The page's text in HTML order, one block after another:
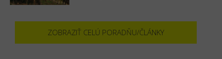
ZOBRAZIŤ CELÚ PORADŇU/ČLÁNKY